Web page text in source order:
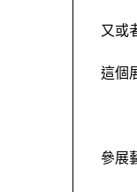
又或
這個
參展